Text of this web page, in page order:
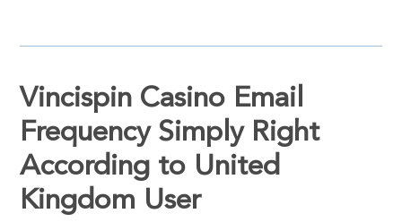
Vincispin Casino Email
Frequency Simply Right
According to United
Kingdom User